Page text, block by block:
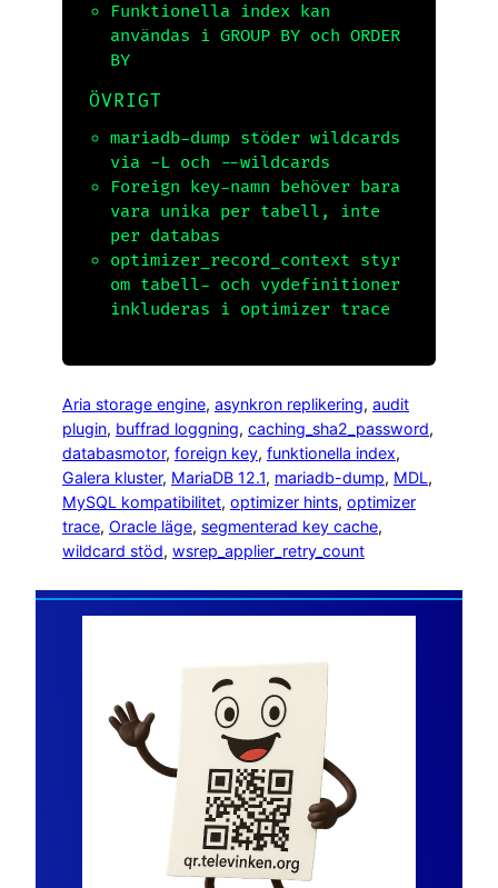
Funktionella index kan
användas iGROUP BY ochORDER
BY
ÖVRIGT
mariadb-dump stöder wildcards
via -L och --wildcards
Foreign key-namn behöver bara
vara unika per tabell, inte
per databas
optimizer_record_context styr
om tabell- och vydefinitioner
inkluderas i optimizer trace
Aria storage engine, asynkron replikering, audit
plugin, buffrad loggning, caching_sha2_password
databasmotor, foreign key, funktionella index
Galera kluster, MariaDB 12.1, mariadb-dump, MDL
MySQL kompatibilitet, optimizer hints, optimizer
trace, Oracle läge, segmenterad key cache
wildcard stöd, wsrep_applier_retry_count